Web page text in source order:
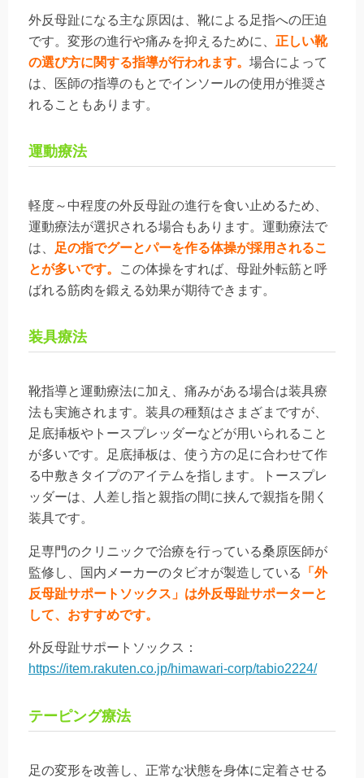
外反母趾になる主な原因は、靴による足指への圧迫
です。変形の進行や痛みを抑えるために、 正しい靴
の選び方に関する指導が行われます。 場合によって
は、医師の指導のもとでインソールの使用が推奨さ
れることもあります。
運動療法
軽度～中程度の外反母趾の進行を食い止めるため、
運動療法が選択される場合もあります。運動療法で
は、
足の指でグーとパーを作る体操が採用されるこ
とが多いです。
この体操をすれば、母趾外転筋と呼
ばれる筋肉を鍛える効果が期待できます。
装具療法
靴指導と運動療法に加え、痛みがある場合は装具療
法も実施されます。装具の種類はさまざまですが、
足底挿板やトースプレッダーなどが用いられること
が多いです。足底挿板は、使う方の足に合わせて作
る中敷きタイプのアイテムを指します。トースプレ
ッダーは、人差し指と親指の間に挟んで親指を開く
装具です。
足専門のクリニックで治療を行っている桑原医師が
監修し、国内メーカーのタビオが製造している
「外
反母趾サポートソックス」は外反母趾サポーターと
して、おすすめです。
外反母趾サポートソックス：
https://item.rakuten.co.jp/himawari-corp/tabio2224/
テーピング療法
足の変形を改善し、正常な状態を身体に定着させる